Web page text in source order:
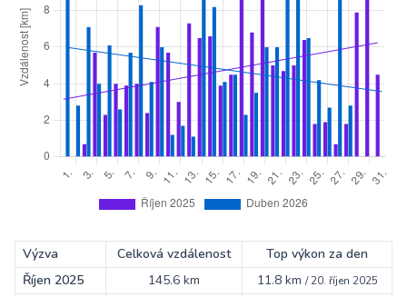
Výzva Celková vzdálenost
Top výkon za den
Říjen 2025
145.6 km 11.8 km /20. říjen 2025